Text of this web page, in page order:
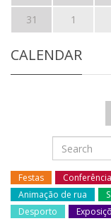
31
1
CALENDAR
Festas
Animação de rua
Desporto